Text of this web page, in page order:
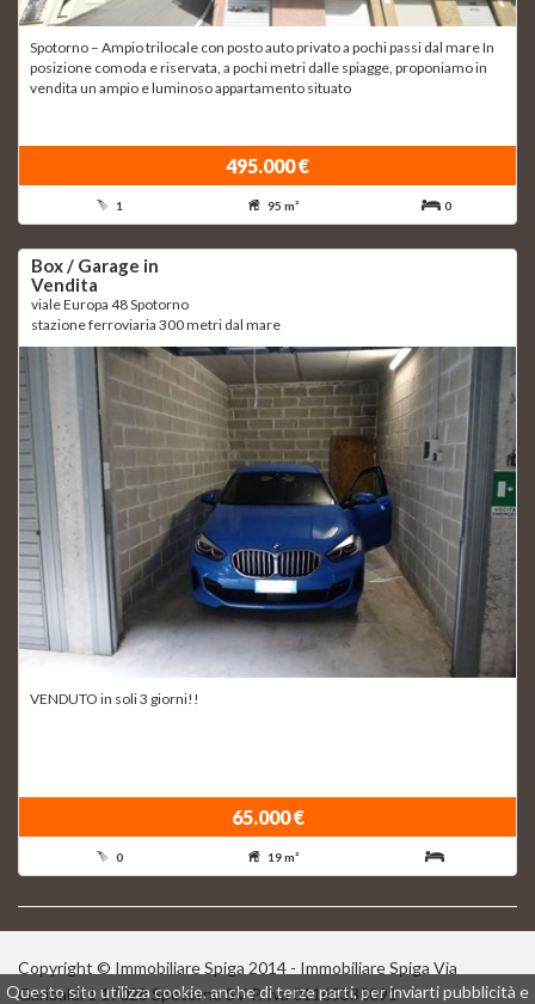
Questo sito utilizza cookie, anche di terze parti, per inviarti pubblicità e
Spotorno – Ampio trilocale con posto auto privato a pochi passi dal mare In
posizione comoda e riservata, a pochi metri dalle spiagge, proponiamo in
vendita un ampio e luminoso appartamento situato
495.000 €
1 95 m² 0
Box / Garage in
Vendita
viale Europa 48 Spotorno
stazione ferroviaria 300 metri dal mare
VENDUTO in soli 3 giorni!!
65.000 €
0 19 m²
Copyright © Immobiliare Spiga 2014 - Immobiliare Spiga Via
Garibaldi 1 17028 Spotorno SV P. Iva 01165330091